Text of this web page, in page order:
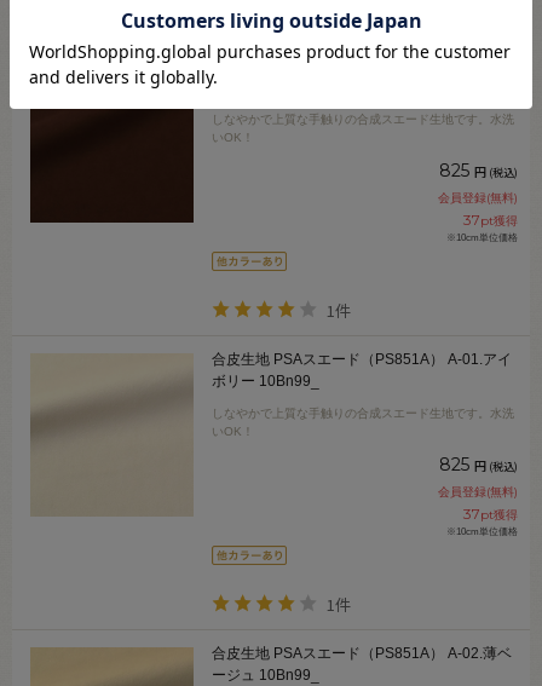
5件
合皮生地 PSAスエード（PS851A） A-06.濃茶
10Bn99_
しなやかで上質な手触りの合成スエード生地です。水洗
いOK！
825 円 (税込)
会員登録(無料)
37pt獲得
※10cm単位価格
1件
合皮生地 PSAスエード（PS851A） A-01.アイ
ボリー 10Bn99_
しなやかで上質な手触りの合成スエード生地です。水洗
いOK！
825 円 (税込)
会員登録(無料)
37pt獲得
※10cm単位価格
1件
合皮生地 PSAスエード（PS851A） A-02.薄ベ
ージュ 10Bn99_